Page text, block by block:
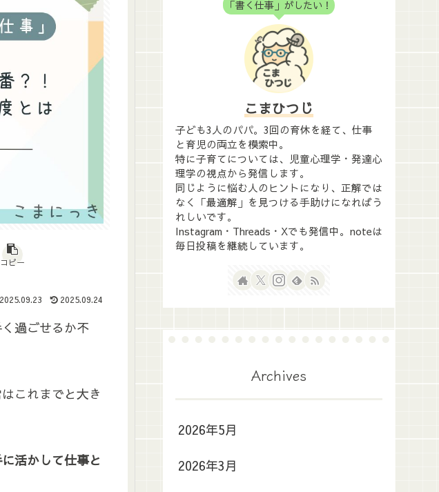
コピー
2025.09.23 2025.09.24
過ごせるか不
これまでと大き
活かして仕事と
「書く仕事」がしたい！
こまひつじ
子ども3人のパパ。3回の育休を経て、仕事
と育児の両立を模索中。
特に子育てについては、児童心理学・発達心
理学の視点から発信します。
同じように悩む人のヒントになり、正解では
なく「最適解」を見つける手助けになればう
れしいです。
Instagram・Threads・Xでも発信中。noteは
毎日投稿を継続しています。
Archives
2026年5月
2026年3月